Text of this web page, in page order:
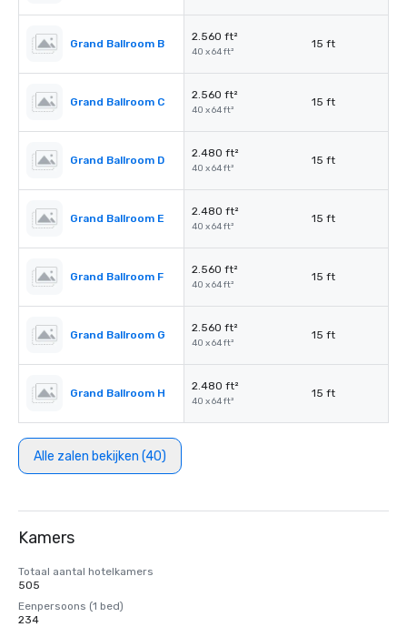
Grand Ballroom B
2.560 ft²
40 x 64 ft²
15 ft
Grand Ballroom C
2.560 ft²
40 x 64 ft²
15 ft
Grand Ballroom D
2.480 ft²
40 x 64 ft²
15 ft
Grand Ballroom E
2.480 ft²
40 x 64 ft²
15 ft
Grand Ballroom F
2.560 ft²
40 x 64 ft²
15 ft
Grand Ballroom G
2.560 ft²
40 x 64 ft²
15 ft
Grand Ballroom H
2.480 ft²
40 x 64 ft²
15 ft
Alle zalen bekijken (40)
Kamers
Totaal aantal hotelkamers
505
Eenpersoons (1 bed)
234